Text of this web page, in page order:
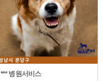
*** 병원서비스